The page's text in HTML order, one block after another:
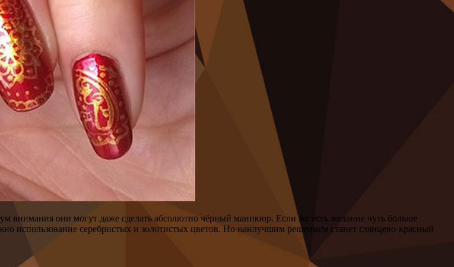
внимания они могут даже сделать абсолютно чёрный маникюр. Если же есть желание чуть больше
использование серебристых и золотистых цветов. Но наилучшим решением станет глянцево-красный